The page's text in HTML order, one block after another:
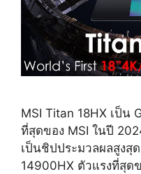
MSI Titan 18HX เป็น
ที่สุดของ MSI ในปี
เป็นชิปประมวลผลสูงสุ
14900HX ตัวแรงที่สุด